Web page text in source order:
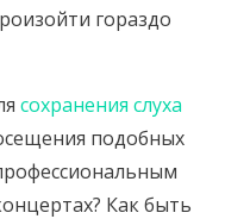
гораздо
сохранения слуха
подобных
Как быть